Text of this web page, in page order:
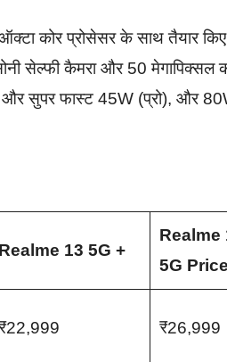
कोर प्रोसेसर के साथ तैयार किए
सेल्फी कैमरा और 50 मेगापिक्सल
सुपर फास्ट 45W (प्रो), और
Realme 13 5G +
Realme
5G Price
₹26,999